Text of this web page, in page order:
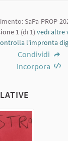
SaPa-PROP-
1 (di 1) vedi altre
l'impronta
Condividi
Incorpora